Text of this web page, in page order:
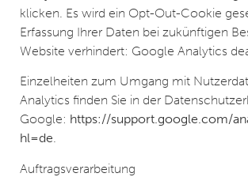
klicken. Es wird ein Opt-Out-Cookie
Erfassung Ihrer Daten bei zukünftigen
Website verhindert: Google Analytics
Einzelheiten zum Umgang mit
Analytics finden Sie in der
Google: https://support.google.com/
hl=de.
Auftragsverarbeitung